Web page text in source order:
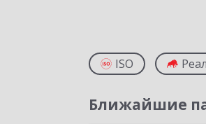
ISO
Ближайшие